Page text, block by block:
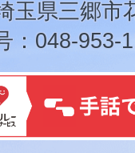
玉県三郷市
：048-953-